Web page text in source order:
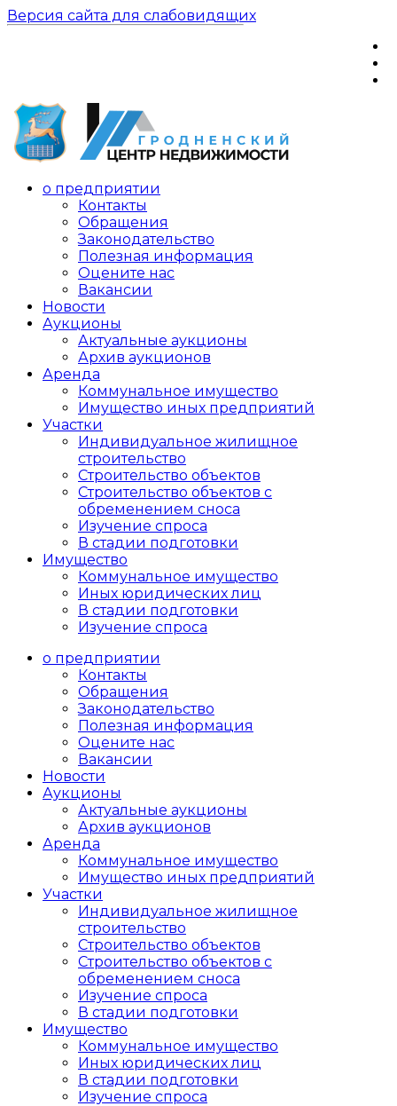
Версия сайта для слабовидящих
о предприятии
Контакты
Обращения
Законодательство
Полезная информация
Оцените нас
Вакансии
Новости
Аукционы
Актуальные аукционы
Архив аукционов
Аренда
Коммунальное имущество
Имущество иных предприятий
Участки
Индивидуальное жилищное
строительство
Строительство объектов
Cтроительство объектов с
обременением сноса
Изучение спроса
В стадии подготовки
Имущество
Коммунальное имущество
Иных юридических лиц
В стадии подготовки
Изучение спроса
о предприятии
Контакты
Обращения
Законодательство
Полезная информация
Оцените нас
Вакансии
Новости
Аукционы
Актуальные аукционы
Архив аукционов
Аренда
Коммунальное имущество
Имущество иных предприятий
Участки
Индивидуальное жилищное
строительство
Строительство объектов
Cтроительство объектов с
обременением сноса
Изучение спроса
В стадии подготовки
Имущество
Коммунальное имущество
Иных юридических лиц
В стадии подготовки
Изучение спроса